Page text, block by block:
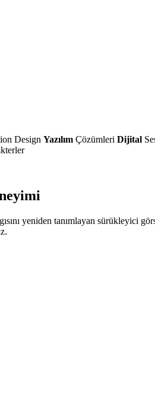
Design Yazılım Çözümleri Dijital
yeniden tanımlayan sürükleyici